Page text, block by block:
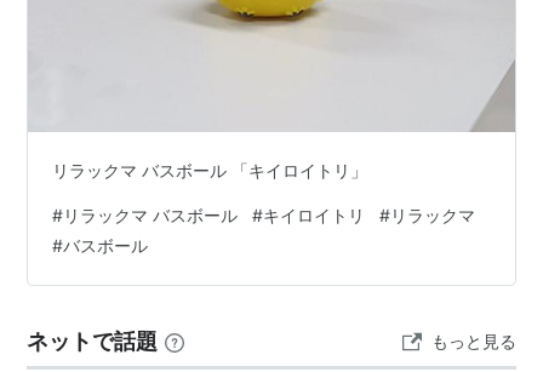
リラックマ バスボール 「キイロイトリ」
#リラックマ バスボール #キイロイトリ #リラックマ
#バスボール
ネットで話題 もっと見る